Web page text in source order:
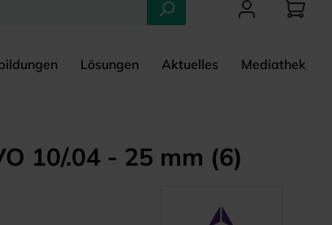
Lösungen Aktuelles Mediathek
10/.04 - 25 mm (6)